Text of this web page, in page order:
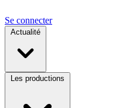
Se connecter
Actualité
Les productions